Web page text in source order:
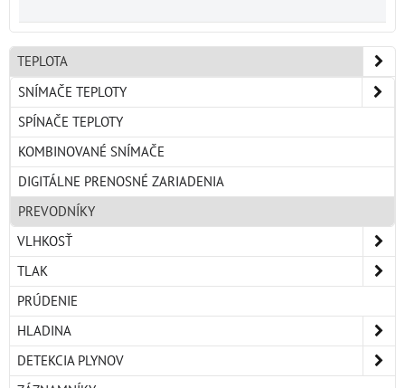
TEPLOTA
SNÍMAČE TEPLOTY
SPÍNAČE TEPLOTY
KOMBINOVANÉ SNÍMAČE
DIGITÁLNE PRENOSNÉ ZARIADENIA
PREVODNÍKY
VLHKOSŤ
TLAK
PRÚDENIE
HLADINA
DETEKCIA PLYNOV